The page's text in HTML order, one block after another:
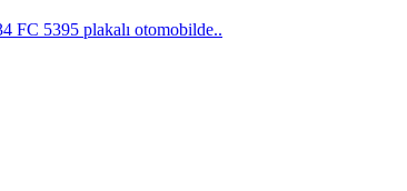
FC 5395 plakalı otomobilde..